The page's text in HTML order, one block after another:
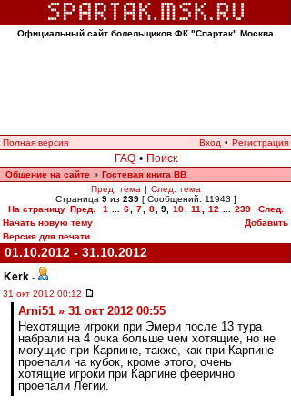
Официальный сайт болельщиков ФК "Спартак" Москва
Полная версия Вход • Регистрация
FAQ • Поиск
Общение на сайте » Гостевая книга ВВ
Пред. тема | След. тема
Страница 9из 239[ Сообщений: 11943 ]
На страницу Пред. 1 6 7 8 9, 10 11 12 239
След.
Начать новую тему
Добавить
Версия для печати
01.10.2012 - 31.10.2012
Kerk -
31 окт 2012 00:12
Arni51 » 31 окт 2012 00:55
Нехотящие игроки при Эмери после 13 тура
набрали на 4 очка больше чем хотящие, но не
могущие при Карпине, также, как при Карпине
проепали на кубок, кроме этого, очень
хотящие игроки при Карпине феерично
проепали Легии.